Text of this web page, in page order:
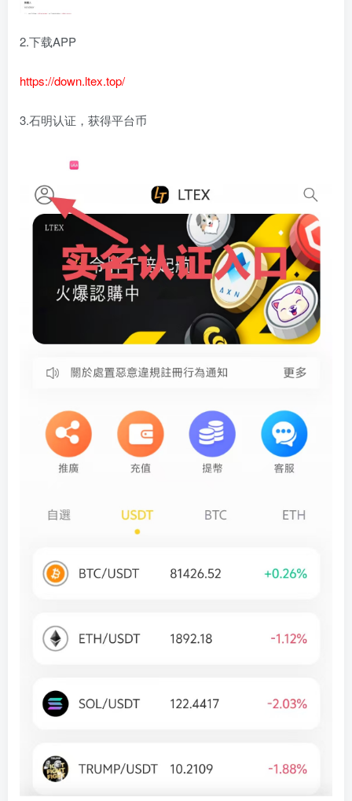
2.下载APP
https://down.ltex.top/
3.石明认证，获得平台币